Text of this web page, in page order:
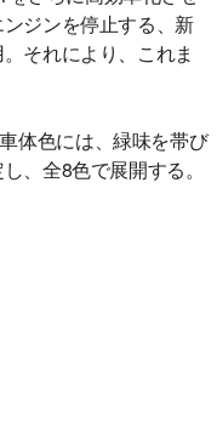
ジンを停止する、新
それにより、これま
体色には、緑味を帯び
、全8色で展開する。